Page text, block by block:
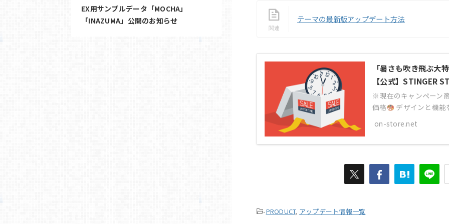
テーマの最新版アップデート方法
「暑さも吹き飛ぶ大
【公式】STINGER
※現在のキャンペーン
価格
デザインと機能
on-store.net
-PRODUCT, アップデート情報一覧
EX用サンプルデータ「MOCHA」
「INAZUMA」公開のお知らせ